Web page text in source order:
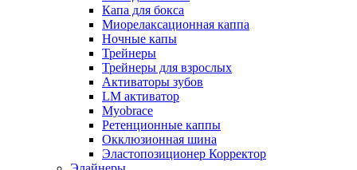
Капа для бокса
Миорелаксационная каппа
Ночные капы
Трейнеры
Трейнеры для взрослых
Активаторы зубов
LM активатор
Myobrace
Ретенционные каппы
Окклюзионная шина
Эластопозиционер Корректор